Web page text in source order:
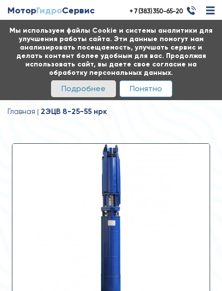
Мы используем файлы Cookie и системы аналитики для
улучшения работы сайта. Эти данные помогут нам
анализировать посещаемость, улучшать сервис и
делать контент более удобным для вас. Продолжая
использовать сайт, вы даете свое согласие на
обработку персональных данных.
Подробнее Понятно
МоторГидроСервис + 7 (383) 350-65-20
Главная 2ЭЦВ 8-25-55 нрк